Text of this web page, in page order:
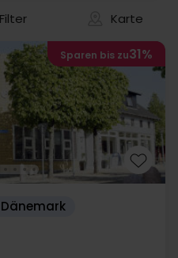
Filter Karte
Sparen bis zu31%